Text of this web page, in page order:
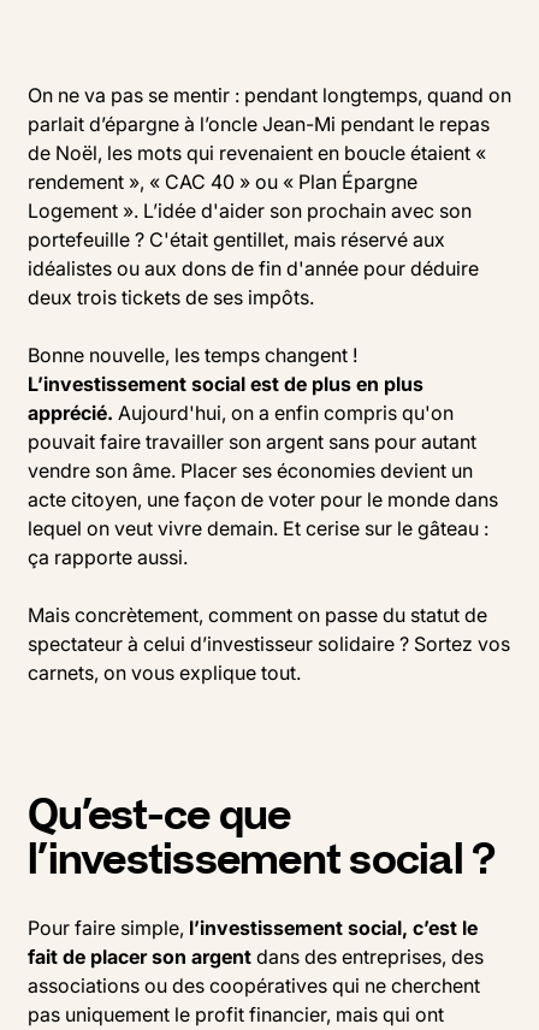
On ne va pas se mentir : pendant longtemps, quand on
parlait d’épargne à l’oncle Jean-Mi pendant le repas
de Noël, les mots qui revenaient en boucle étaient «
rendement », « CAC 40 » ou « Plan Épargne
Logement ». L’idée d'aider son prochain avec son
portefeuille ? C'était gentillet, mais réservé aux
idéalistes ou aux dons de fin d'année pour déduire
deux trois tickets de ses impôts.
Bonne nouvelle, les temps changent !
L’investissement social est de plus en plus
apprécié. Aujourd'hui, on a enfin compris qu'on
pouvait faire travailler son argent sans pour autant
vendre son âme. Placer ses économies devient un
acte citoyen, une façon de voter pour le monde dans
lequel on veut vivre demain. Et cerise sur le gâteau :
ça rapporte aussi.
Mais concrètement, comment on passe du statut de
spectateur à celui d’investisseur solidaire ? Sortez vos
carnets, on vous explique tout.
Qu’est-ce que
l’investissement social ?
Pour faire simple, l’investissement social, c’est le
fait de placer son argent dans des entreprises, des
associations ou des coopératives qui ne cherchent
pas uniquement le profit financier, mais qui ont